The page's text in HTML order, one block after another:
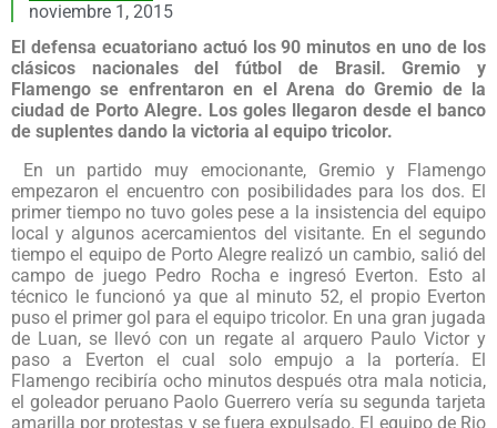
noviembre 1, 2015
El defensa ecuatoriano actuó los 90 minutos en uno de los
clásicos nacionales del fútbol de Brasil. Gremio y
Flamengo se enfrentaron en el Arena do Gremio de la
ciudad de Porto Alegre. Los goles llegaron desde el banco
de suplentes dando la victoria al equipo tricolor.
En un partido muy emocionante, Gremio y Flamengo
empezaron el encuentro con posibilidades para los dos. El
primer tiempo no tuvo goles pese a la insistencia del equipo
local y algunos acercamientos del visitante. En el segundo
tiempo el equipo de Porto Alegre realizó un cambio, salió del
campo de juego Pedro Rocha e ingresó Everton. Esto al
técnico le funcionó ya que al minuto 52, el propio Everton
puso el primer gol para el equipo tricolor. En una gran jugada
de Luan, se llevó con un regate al arquero Paulo Victor y
paso a Everton el cual solo empujo a la portería. El
Flamengo recibiría ocho minutos después otra mala noticia,
el goleador peruano Paolo Guerrero vería su segunda tarjeta
amarilla por protestas y se fuera expulsado. El equipo de Rio